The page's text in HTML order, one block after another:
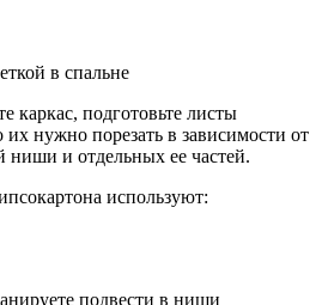
в спальне
каркас, подготовьте листы
их нужно порезать в зависимости от
ниши и отдельных ее частей.
используют:
подвести в ниши